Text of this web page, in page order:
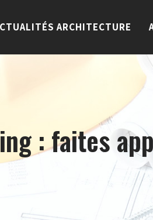
ARCHITECTURE
: faites